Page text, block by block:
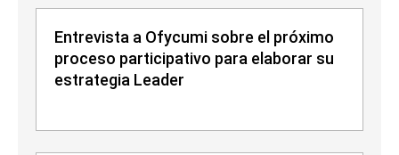
Entrevista a Ofycumi sobre el próximo
proceso participativo para elaborar su
estrategia Leader